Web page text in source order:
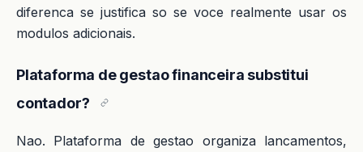
diferenca se justifica so se voce realmente usar os
modulos adicionais.
Plataforma de gestao financeira substitui
contador?
Nao. Plataforma de gestao organiza lancamentos,